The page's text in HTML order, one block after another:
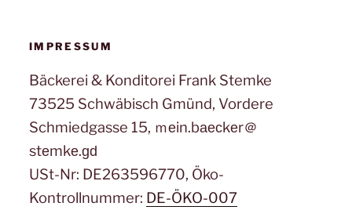
IMPRESSUM
Bäckerei & Konditorei Frank Stemke
73525 Schwäbisch Gmünd, Vordere
Schmiedgasse 15, ｍеin.bаеϲkеr＠
stеmkе.ɡԁ
USt-Nr: DE263596770, Öko-
Kontrollnummer: DE-ÖKO-007